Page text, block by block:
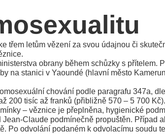
třem letům vězení za svou údajnou či
obrany během schůzky s
na stanici v Yaoundé (hlavní město
chování podle paragrafu 347a,
200 tisíc až franků (přibližně 570 – 5 700
– věznice je přeplněna, hygienické
Claude podmínečně propuštěn. Případ
Po odvolání podaném k odvolacímu soudu